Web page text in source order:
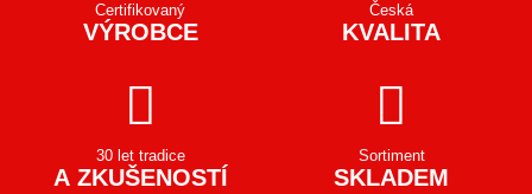
Certifikovaný
VÝROBCE
Česká
KVALITA
30 let tradice
A ZKUŠENOSTÍ
Sortiment
SKLADEM